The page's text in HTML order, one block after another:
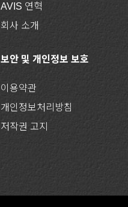
AVIS 연혁
회사 소개
보안 및 개인정보 보호
이용약관
개인정보처리방침
저작권 고지